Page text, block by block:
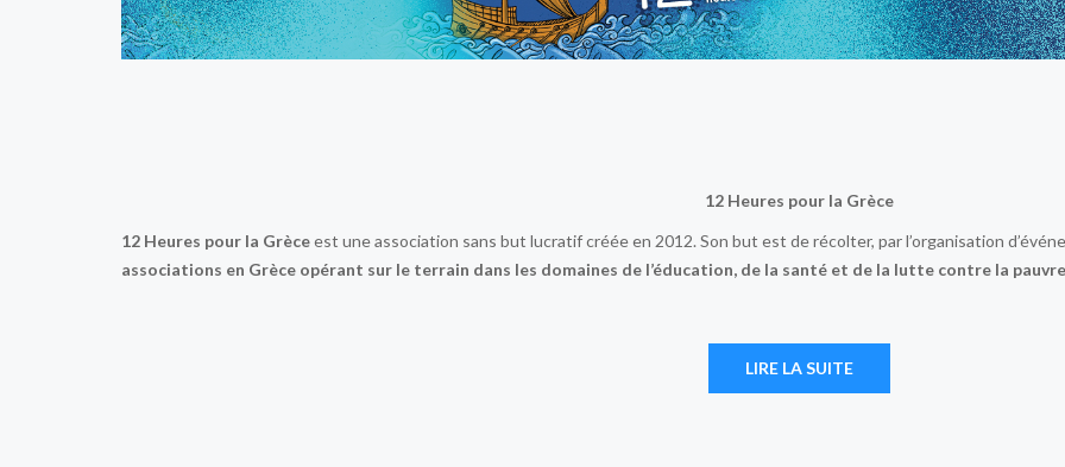
12 Heures pour la Grèce
12 Heures pour la Grèceest une association sans but lucratif créée en 2012. Son but est de récolter, par l’organisation
associations en Grèce opérant sur le terrain dans les domaines de l’éducation, de la santé et de la lutte contre la
LIRE LA SUITE